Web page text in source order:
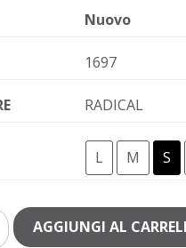
Nuovo
1697
RADICAL
L M S
AGGIUNGI AL